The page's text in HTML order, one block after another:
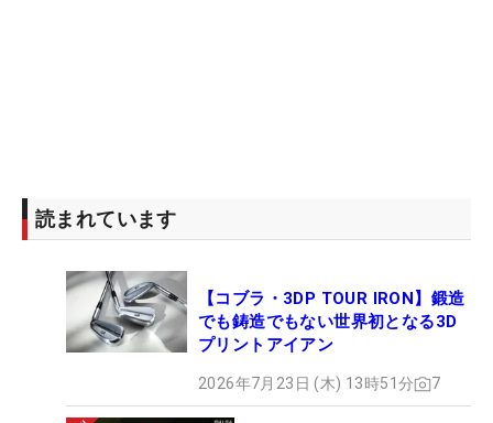
読まれています
【コブラ・3DP TOUR IRON】鍛造
でも鋳造でもない世界初となる3D
プリントアイアン
2026年7月23日 (木) 13時51分 7